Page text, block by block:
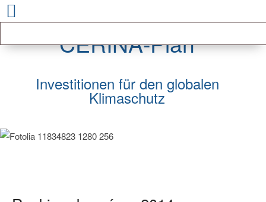
CERINA-Plan
Investitionen für den globalen
Klimaschutz